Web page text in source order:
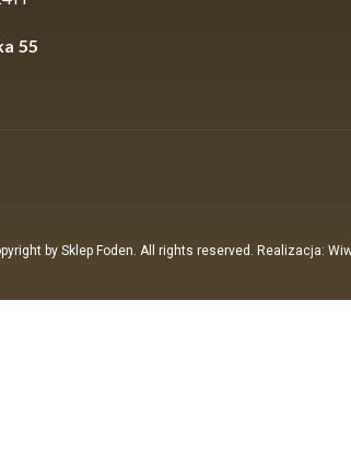
55
by Sklep Foden. All rights reserved. Realizacja: